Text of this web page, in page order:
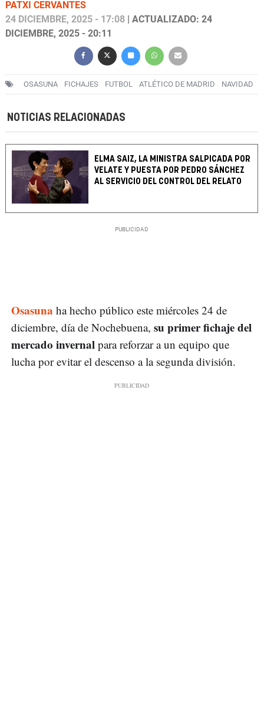
PATXI CERVANTES
24 DICIEMBRE, 2025 - 17:08 | ACTUALIZADO: 24
DICIEMBRE, 2025 - 20:11
OSASUNA FICHAJES FUTBOL ATLÉTICO DE MADRID NAVIDAD
NOTICIAS RELACIONADAS
ELMA SAIZ, LA MINISTRA SALPICADA POR
VELATE Y PUESTA POR PEDRO SÁNCHEZ
AL SERVICIO DEL CONTROL DEL RELATO
Osasuna ha hecho público este miércoles 24 de
diciembre, día de Nochebuena, su primer fichaje del
mercado invernal para reforzar a un equipo que
lucha por evitar el descenso a la segunda división.